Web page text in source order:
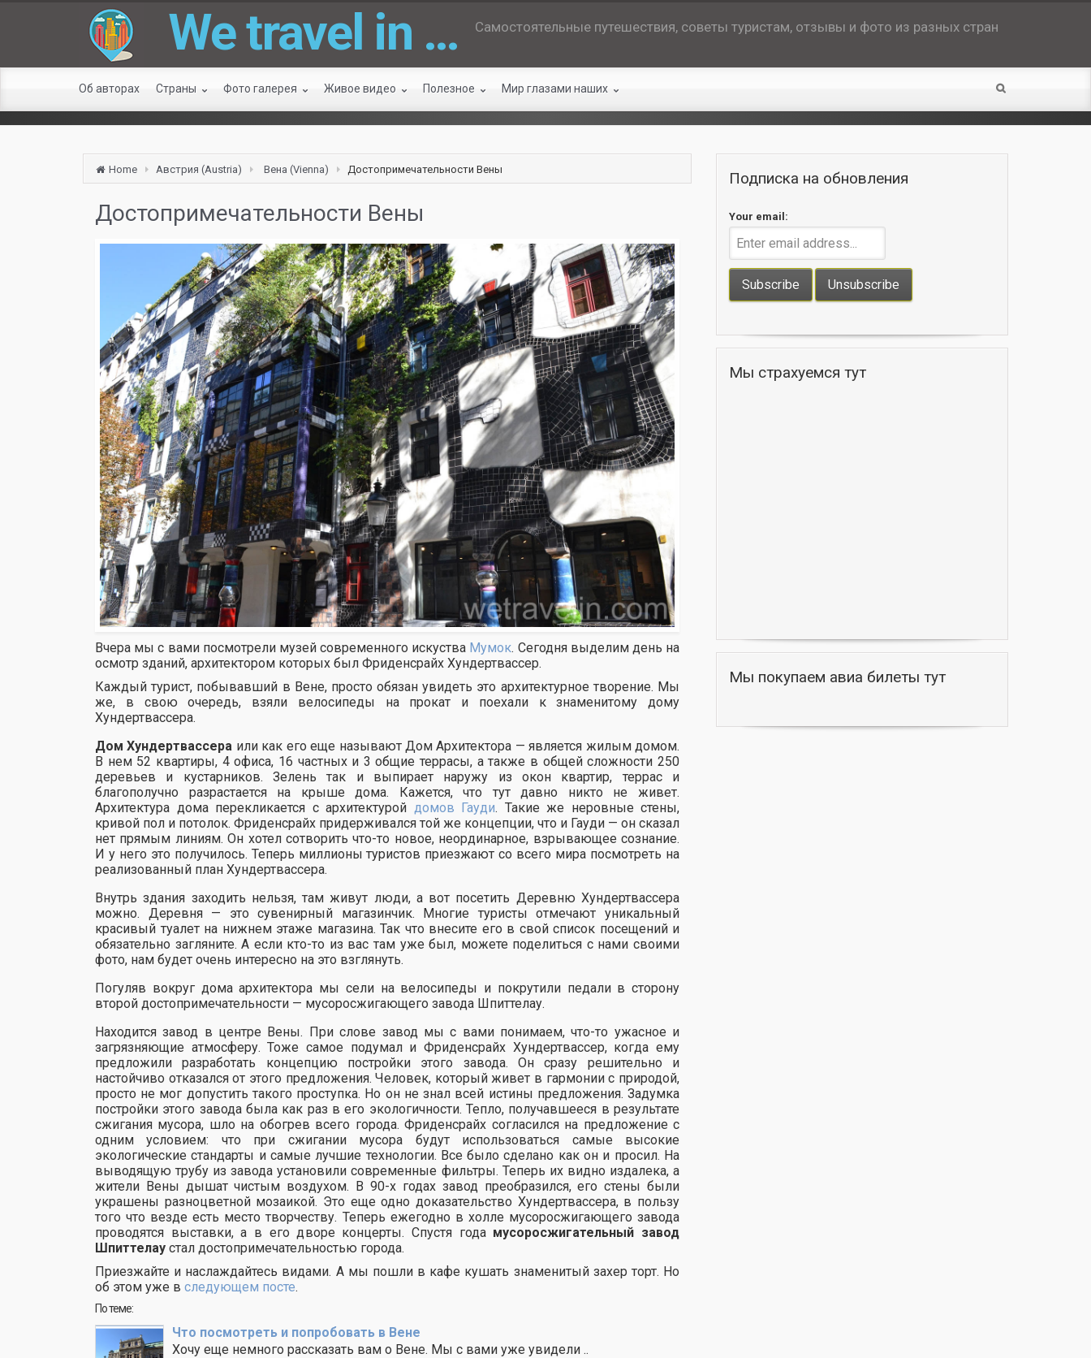
We travel in … Самостоятельные путешествия, советы туристам, отзывы и фото из разных стран
Об авторах Страны Фото галерея Живое видео Полезное Мир глазами наших
Home Австрия (Austria) Вена (Vienna) Достопримечательности Вены
Достопримечательности Вены
Вчера мы с вами посмотрели музей современного искуства Мумок. Сегодня выделим день на
осмотр зданий, архитектором которых был Фриденсрайх Хундертвассер.
Каждый турист, побывавший в Вене, просто обязан увидеть это архитектурное творение. Мы
же, в свою очередь, взяли велосипеды на прокат и поехали к знаменитому дому
Хундертвассера.
Дом Хундертвассера или как его еще называют Дом Архитектора — является жилым домом.
В нем 52 квартиры, 4 офиса, 16 частных и 3 общие террасы, а также в общей сложности 250
деревьев и кустарников. Зелень так и выпирает наружу из окон квартир, террас и
благополучно разрастается на крыше дома. Кажется, что тут давно никто не живет.
Архитектура дома перекликается с архитектурой домов Гауди. Такие же неровные стены,
кривой пол и потолок. Фриденсрайх придерживался той же концепции, что и Гауди — он сказал
нет прямым линиям. Он хотел сотворить что-то новое, неординарное, взрывающее сознание.
И у него это получилось. Теперь миллионы туристов приезжают со всего мира посмотреть на
реализованный план Хундертвассера.
Внутрь здания заходить нельзя, там живут люди, а вот посетить Деревню Хундертвассера
можно. Деревня — это сувенирный магазинчик. Многие туристы отмечают уникальный
красивый туалет на нижнем этаже магазина. Так что внесите его в свой список посещений и
обязательно загляните. А если кто-то из вас там уже был, можете поделиться с нами своими
фото, нам будет очень интересно на это взглянуть.
Погуляв вокруг дома архитектора мы сели на велосипеды и покрутили педали в сторону
второй достопримечательности — мусоросжигающего завода Шпиттелау.
Находится завод в центре Вены. При слове завод мы с вами понимаем, что-то ужасное и
загрязняющие атмосферу. Тоже самое подумал и Фриденсрайх Хундертвассер, когда ему
предложили разработать концепцию постройки этого завода. Он сразу решительно и
настойчиво отказался от этого предложения. Человек, который живет в гармонии с природой,
просто не мог допустить такого проступка. Но он не знал всей истины предложения. Задумка
постройки этого завода была как раз в его экологичности. Тепло, получавшееся в результате
сжигания мусора, шло на обогрев всего города. Фриденсрайх согласился на предложение с
одним условием: что при сжигании мусора будут использоваться самые высокие
экологические стандарты и самые лучшие технологии. Все было сделано как он и просил. На
выводящую трубу из завода установили современные фильтры. Теперь их видно издалека, а
жители Вены дышат чистым воздухом. В 90-х годах завод преобразился, его стены были
украшены разноцветной мозаикой. Это еще одно доказательство Хундертвассера, в пользу
того что везде есть место творчеству. Теперь ежегодно в холле мусоросжигающего завода
проводятся выставки, а в его дворе концерты. Спустя года мусоросжигательный завод
Шпиттелау стал достопримечательностью города.
Приезжайте и наслаждайтесь видами. А мы пошли в кафе кушать знаменитый захер торт. Но
об этом уже в следующем посте.
По теме:
Что посмотреть и попробовать в Вене
Хочу еще немного рассказать вам о Вене. Мы с вами уже увидели ..
Подписка на обновления
Your email:
Мы страхуемся тут
Мы покупаем авиа билеты тут